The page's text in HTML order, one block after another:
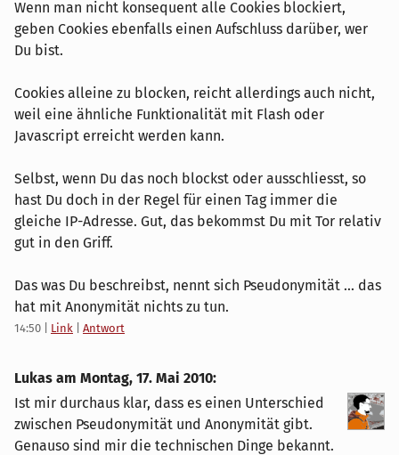
Wenn man nicht konsequent alle Cookies blockiert,
geben Cookies ebenfalls einen Aufschluss darüber, wer
Du bist.
Cookies alleine zu blocken, reicht allerdings auch nicht,
weil eine ähnliche Funktionalität mit Flash oder
Javascript erreicht werden kann.
Selbst, wenn Du das noch blockst oder ausschliesst, so
hast Du doch in der Regel für einen Tag immer die
gleiche IP-Adresse. Gut, das bekommst Du mit Tor relativ
gut in den Griff.
Das was Du beschreibst, nennt sich Pseudonymität ... das
hat mit Anonymität nichts zu tun.
14:50 Link Antwort
Lukas am Montag, 17. Mai 2010:
Ist mir durchaus klar, dass es einen Unterschied
zwischen Pseudonymität und Anonymität gibt.
Genauso sind mir die technischen Dinge bekannt.